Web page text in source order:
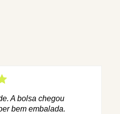
A bolsa chegou
bem embalada.